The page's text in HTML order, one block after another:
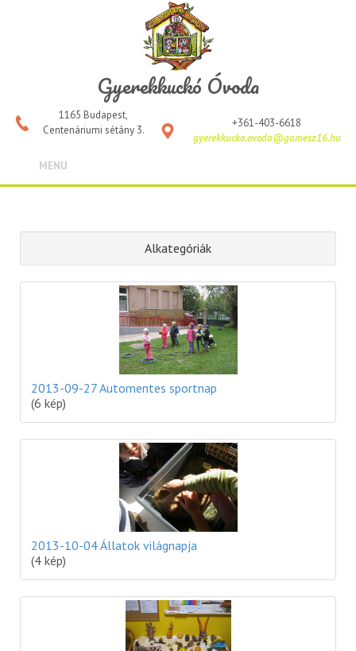
Gyerekkuckó Óvoda
1165 Budapest,
Centenáriumi sétány 3.
+361-403-6618
gyerekkucko.ovoda@gamesz16.hu
MENU
Alkategóriák
2013-09-27 Automentes sportnap
(6 kép)
2013-10-04 Állatok világnapja
(4 kép)